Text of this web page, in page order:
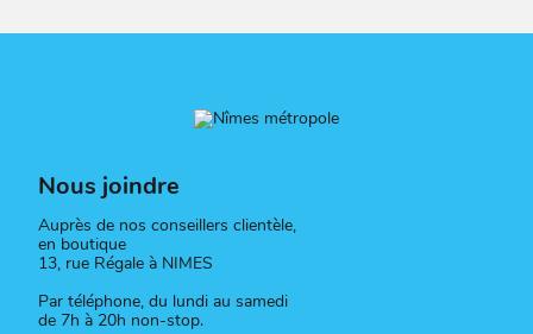
Nous joindre
Auprès de nos conseillers clientèle,
en boutique
13, rue Régale à NIMES
Par téléphone, du lundi au samedi
de 7h à 20h non-stop.